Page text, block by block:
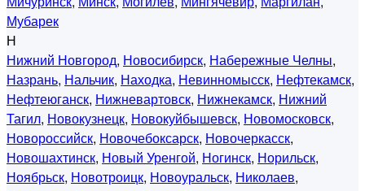
Мубарек
Н
Нижний Новгород, Новосибирск, Набережные Челны,
Назрань, Нальчик, Находка, Невинномысск, Нефтекамск,
Нефтеюганск, Нижневартовск, Нижнекамск, Нижний
Тагил, Новокузнецк, Новокуйбышевск, Новомосковск,
Новороссийск, Новочебоксарск, Новочеркасск,
Новошахтинск, Новый Уренгой, Ногинск, Норильск,
Ноябрьск, Новотроицк, Новоуральск, Николаев,